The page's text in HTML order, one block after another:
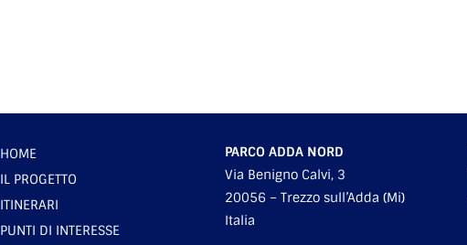
HOME
IL PROGETTO
ITINERARI
PUNTI DI INTERESSE
PARCO ADDA NORD
Via Benigno Calvi, 3
20056 – Trezzo sull’Adda (Mi)
Italia